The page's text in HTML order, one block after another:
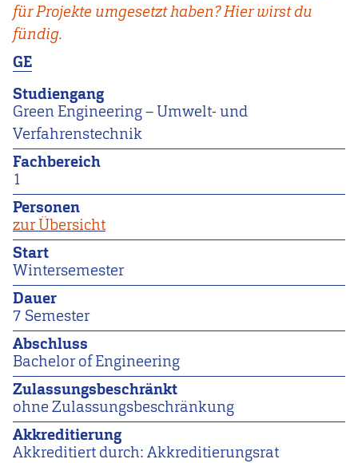
für Projekte umgesetzt haben? Hier wirst du
fündig.
GE
Studiengang
Green Engineering – Umwelt- und
Verfahrenstechnik
Fachbereich
1
Personen
zur Übersicht
Start
Wintersemester
Dauer
7 Semester
Abschluss
Bachelor of Engineering
Zulassungsbeschränkt
ohne Zulassungsbeschränkung
Akkreditierung
Akkreditiert durch: Akkreditierungsrat